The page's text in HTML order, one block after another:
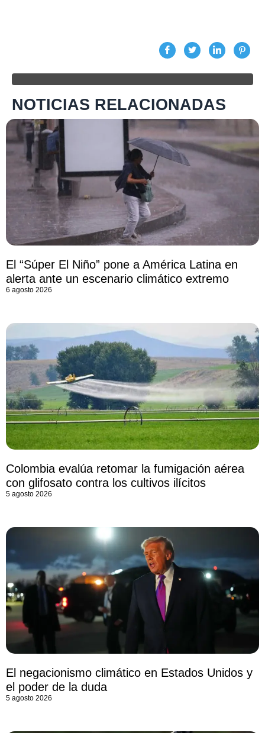
NOTICIAS RELACIONADAS
El “Súper El Niño” pone a América Latina en
alerta ante un escenario climático extremo
6 agosto 2026
Colombia evalúa retomar la fumigación aérea
con glifosato contra los cultivos ilícitos
5 agosto 2026
El negacionismo climático en Estados Unidos y
el poder de la duda
5 agosto 2026